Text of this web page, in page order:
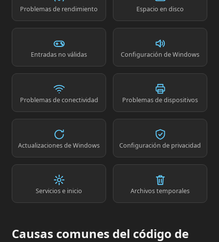
Problemas de rendimiento Espacio en disco
Entradas no válidas Configuración de Windows
Problemas de conectividad Problemas de dispositivos
Actualizaciones de Windows Configuración de privacidad
Servicios e inicio Archivos temporales
Causas comunes del código de